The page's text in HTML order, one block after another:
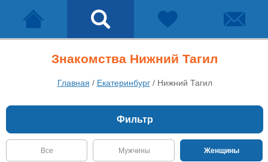
Знакомства Нижний Тагил
Главная / Екатеринбург/ Нижний Тагил
Фильтр
Все Мужчины Женщины